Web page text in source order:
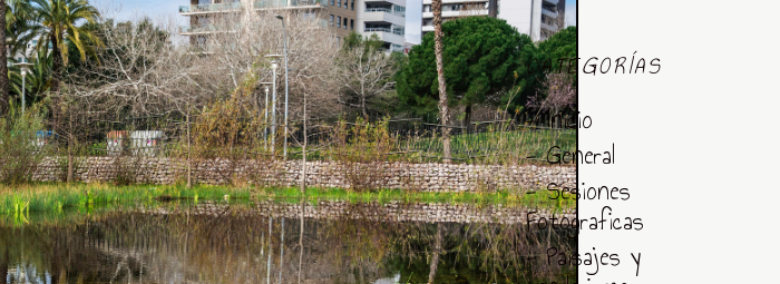
CATEGORÍAS
- Inicio
- General
- Sesiones
Fotograficas
- Paisajes y